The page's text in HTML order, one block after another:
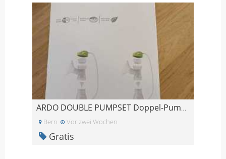
ARDO DOUBLE PUMPSET Doppel-Pumpset
Bern Vor zwei Wochen
Gratis